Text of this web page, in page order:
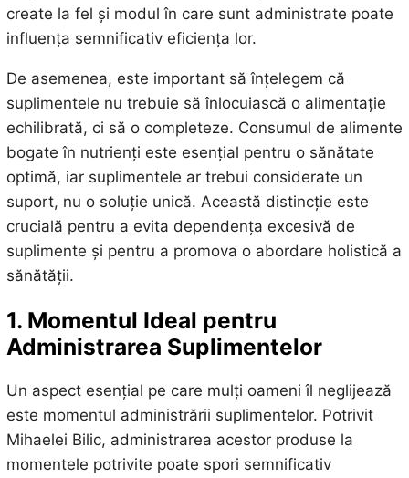
create la fel și modul în care sunt administrate poate
influența semnificativ eficiența lor.
De asemenea, este important să înțelegem că
suplimentele nu trebuie să înlocuiască o alimentație
echilibrată, ci să o completeze. Consumul de alimente
bogate în nutrienți este esențial pentru o sănătate
optimă, iar suplimentele ar trebui considerate un
suport, nu o soluție unică. Această distincție este
crucială pentru a evita dependența excesivă de
suplimente și pentru a promova o abordare holistică a
sănătății.
1. Momentul Ideal pentru
Administrarea Suplimentelor
Un aspect esențial pe care mulți oameni îl neglijează
este momentul administrării suplimentelor. Potrivit
Mihaelei Bilic, administrarea acestor produse la
momentele potrivite poate spori semnificativ